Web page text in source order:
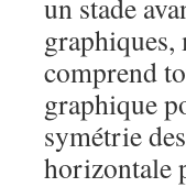
un stade
comprend
graphique
symétrie
horizontale